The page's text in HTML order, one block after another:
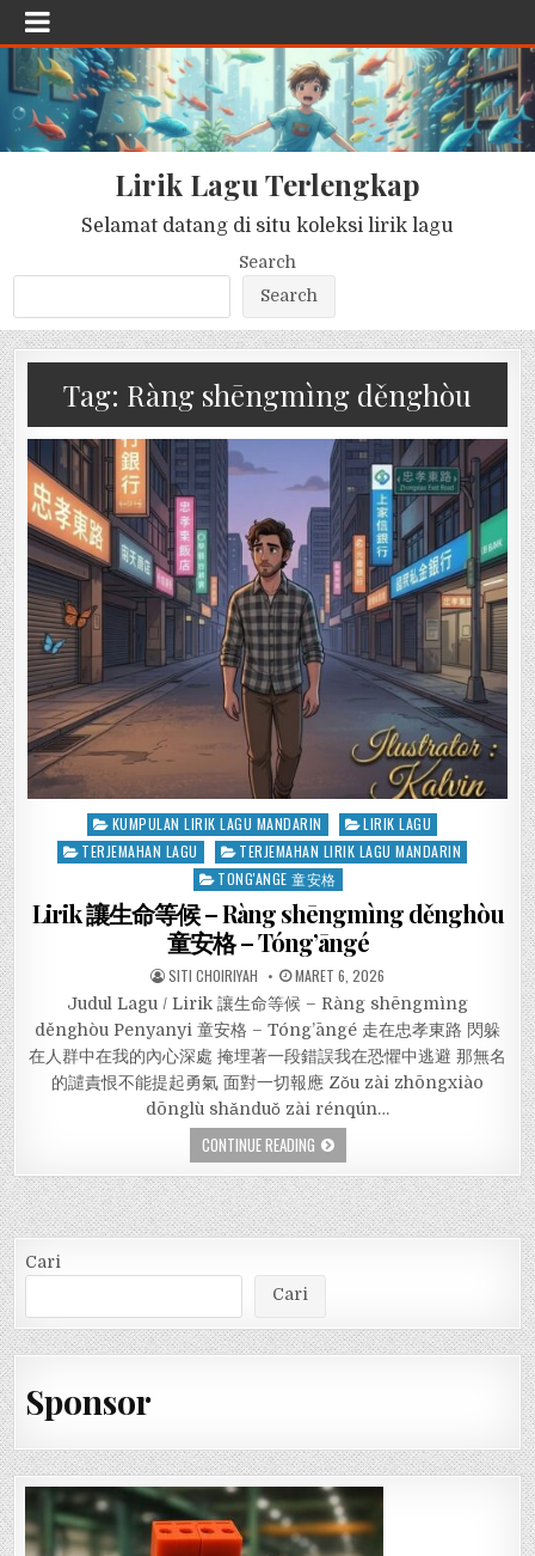
Lirik Lagu Terlengkap
Selamat datang di situ koleksi lirik lagu
Search
Search
Tag: Ràng shēngmìng děnghòu
Posted
in
KUMPULAN LIRIK LAGU MANDARIN
LIRIK LAGU
TERJEMAHAN LAGU
TERJEMAHAN LIRIK LAGU MANDARIN
TONG'ANGE 童安格
Lirik 讓生命等候 – Ràng shēngmìng děnghòu
童安格 – Tóng’āngé
SITI CHOIRIYAH MARET 6, 2026
Judul Lagu / Lirik 讓生命等候 – Ràng shēngmìng
děnghòu Penyanyi 童安格 – Tóng’āngé 走在忠孝東路 閃躲
在人群中在我的內心深處 掩埋著一段錯誤我在恐懼中逃避 那無名
的譴責恨不能提起勇氣 面對一切報應 Zǒu zài zhōngxiào
dōnglù shǎnduǒ zài rénqún…
CONTINUE READING
Cari
Cari
Sponsor